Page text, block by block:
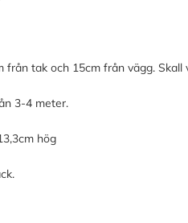
från tak och 15cm från vägg.
3-4 meter.
hög